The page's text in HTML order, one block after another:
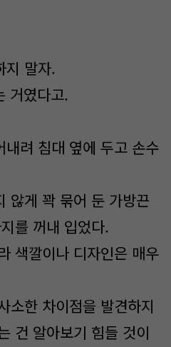
지 말자.
거였다고.
내려 침대 옆에 두고 손수
않게 꽉 묶어 둔 가방끈
를 꺼내 입었다.
색깔이나 디자인은 매우
소한 차이점을 발견하지
건 알아보기 힘들 것이